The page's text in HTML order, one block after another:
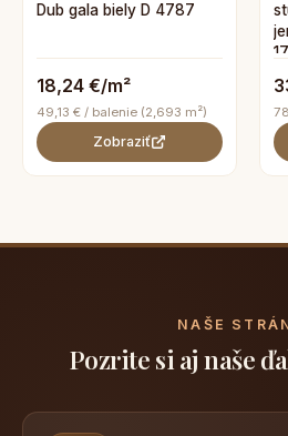
Dub gala biely D 4787
18,24 €/m²
49,13 € / balenie (2,693 m²)
Zobraziť
NAŠE
Pozrite si aj naše